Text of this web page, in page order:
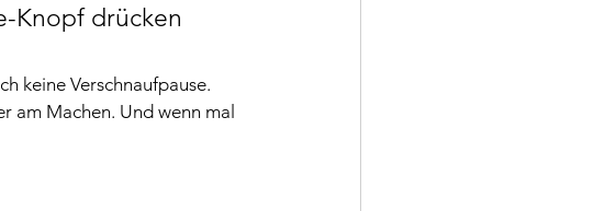
Knopf drücken
keine Verschnaufpause.
am Machen. Und wenn mal